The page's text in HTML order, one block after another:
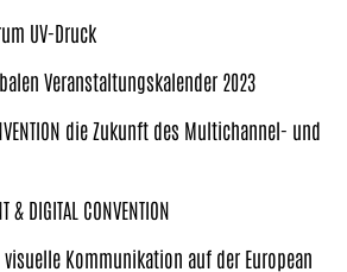
UV-Druck
Veranstaltungskalender 2023
die Zukunft des Multichannel- und
DIGITAL CONVENTION
Kommunikation auf der European